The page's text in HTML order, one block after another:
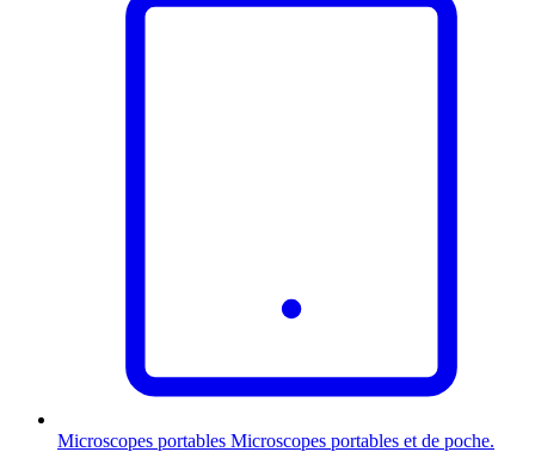
Microscopes portables Microscopes portables et de poche.